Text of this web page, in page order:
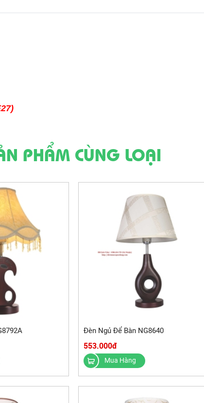
PHẨM CÙNG LOẠI
Đèn Ngủ Để Bàn NG8640
553.000đ
Mua Hàng